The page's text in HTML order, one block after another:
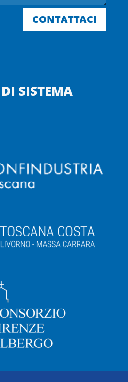
CONTATTACI
SISTEMA